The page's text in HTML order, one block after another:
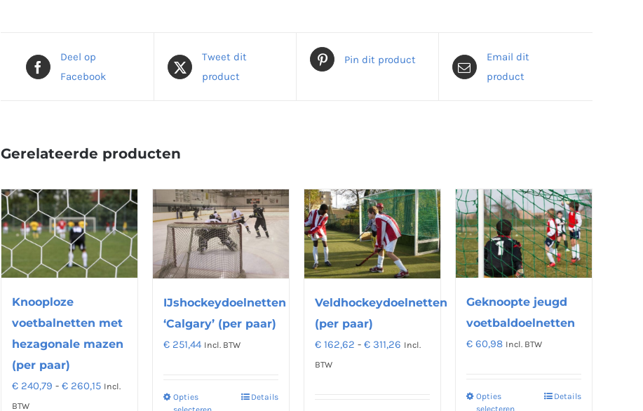
Deel op
Facebook
Tweet dit
product
Pin dit product
Email dit
product
Gerelateerde producten
Knooploze
voetbalnetten met
hezagonale mazen
(per paar)
€ 240,79 - € 260,15Prijsklasse:
Incl.
BTW
IJshockeydoelnetten
‘Calgary’ (per paar)
€ 251,44 Incl. BTW
Opties
Details
Veldhockeydoelnetten
(per paar)
€ 162,62 - € 311,26 Prijsklasse:
Incl.
BTW
Geknoopte jeugd
voetbaldoelnetten
€ 60,98 Incl. BTW
Opties
Details